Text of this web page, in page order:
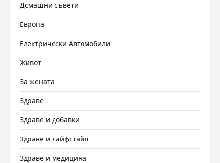
Домашни съвети
Европа
Електрически Автомобили
Живот
За жената
Здраве
Здраве и добавки
Здраве и лайфстайл
Здраве и медицина